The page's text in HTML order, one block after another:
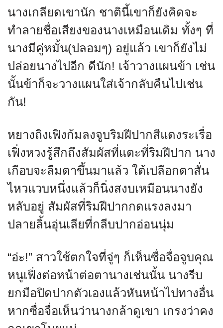
นางเกลียดเขานัก ชาตินี้เขาก็ยังคิดจะ
ทำลายชื่อเสียงของนางเหมือนเดิม ทั้งๆ ที่
นางมีคู่หมั้น(ปลอมๆ) อยู่แล้ว เขาก็ยังไม่
ปล่อยนางไปอีก ดีนัก! เจ้าวางแผนข้า เช่น
นั้นข้าก็จะวางแผนใส่เจ้ากลับคืนไปเช่น
กัน!
หยางถิงเฟิงก้มลงจูบริมฝีปากสีแดงระเรื่อ
เฟิ่งหวงรู้สึกถึงสัมผัสที่แตะที่ริมฝีปาก นาง
เกือบจะลืมตาขึ้นมาแล้ว ใต้เปลือกตาสั่น
ไหวแวบหนึ่งแล้วก็นิ่งสงบเหมือนนางยัง
หลับอยู่ สัมผัสที่ริมฝีปากกดแรงลงมา
ปลายลิ้นอุ่นเลียที่กลีบปากอ่อนนุ่ม
“อ่ะ!” สาวใช้ตกใจที่จู่ๆ ก็เห็นซื่อจื่อจูบคุณ
หนูเฟิ่งต่อหน้าต่อตานางเช่นนั้น นางรีบ
ยกมือปิดปากตัวเองแล้วหันหน้าไปทางอื่น
หากซื่อจื่อเห็นว่านางกล้าดูเขา เกรงว่าคง